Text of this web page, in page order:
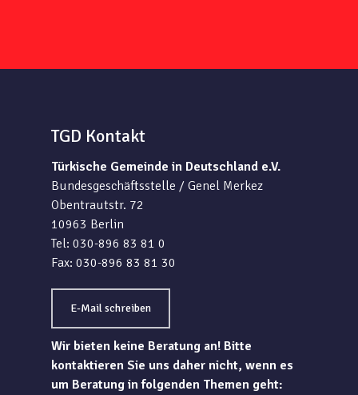
TGD Kontakt
Türkische Gemeinde in Deutschland e.V.
Bundesgeschäftsstelle / Genel Merkez
Obentrautstr. 72
10963 Berlin
Tel: 030-896 83 81 0
Fax: 030-896 83 81 30
E-Mail schreiben
Wir bieten keine Beratung an! Bitte
kontaktieren Sie uns daher nicht, wenn es
um Beratung in folgenden Themen geht: